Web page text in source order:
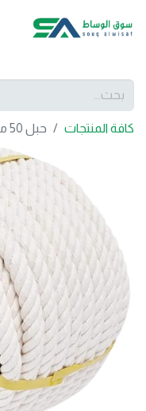
كافة المنتجات حبل 50 متر- 14MM